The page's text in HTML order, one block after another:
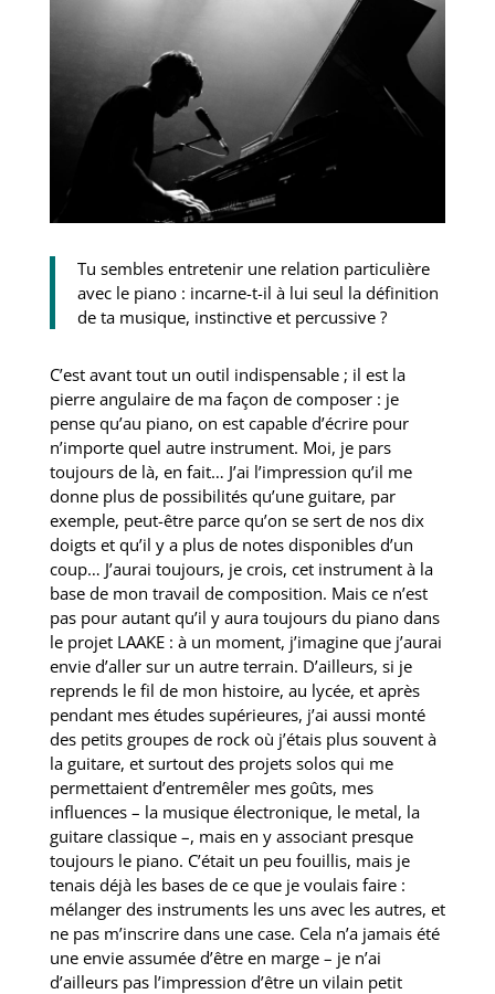
Tu sembles entretenir une relation particulière
avec le piano : incarne-t-il à lui seul la définition
de ta musique, instinctive et percussive ?
C’est avant tout un outil indispensable ; il est la
pierre angulaire de ma façon de composer : je
pense qu’au piano, on est capable d’écrire pour
n’importe quel autre instrument. Moi, je pars
toujours de là, en fait… J’ai l’impression qu’il me
donne plus de possibilités qu’une guitare, par
exemple, peut-être parce qu’on se sert de nos dix
doigts et qu’il y a plus de notes disponibles d’un
coup… J’aurai toujours, je crois, cet instrument à la
base de mon travail de composition. Mais ce n’est
pas pour autant qu’il y aura toujours du piano dans
le projet LAAKE : à un moment, j’imagine que j’aurai
envie d’aller sur un autre terrain. D’ailleurs, si je
reprends le fil de mon histoire, au lycée, et après
pendant mes études supérieures, j’ai aussi monté
des petits groupes de rock où j’étais plus souvent à
la guitare, et surtout des projets solos qui me
permettaient d’entremêler mes goûts, mes
influences – la musique électronique, le metal, la
guitare classique –, mais en y associant presque
toujours le piano. C’était un peu fouillis, mais je
tenais déjà les bases de ce que je voulais faire :
mélanger des instruments les uns avec les autres, et
ne pas m’inscrire dans une case. Cela n’a jamais été
une envie assumée d’être en marge – je n’ai
d’ailleurs pas l’impression d’être un vilain petit